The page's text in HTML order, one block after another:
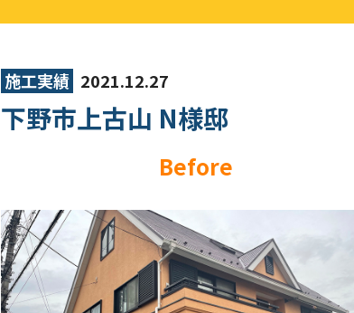
施工実績 2021.12.27
下野市上古山 N様邸
Before